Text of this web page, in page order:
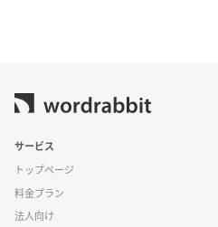
サービス
トップページ
料金プラン
法人向け